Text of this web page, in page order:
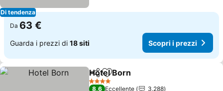
Di tendenza
Da 63 €
Guarda i prezzi di 18 siti Scopri i prezzi
CondividiAggiungi ai preferiti
Hotel Born
4 Stelle
8,6 Eccellente
3.288